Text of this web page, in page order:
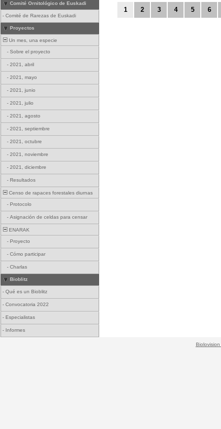
Comité Ornitológico de Euskadi
- Comité de Rarezas de Euskadi
Proyectos
Un mes, una especie
- Sobre el proyecto
- 2021, abril
- 2021, mayo
- 2021, junio
- 2021, julio
- 2021, agosto
- 2021, septiembre
- 2021, octubre
- 2021, noviembre
- 2021, diciembre
- Resultados
Censo de rapaces forestales diurnas
- Protocolo
- Asignación de celdas para censar
ENARAK
- Proyecto
- Cómo participar
- Charlas
Bioblitz
- Qué es un Bioblitz
- Convocatoria 2022
- Especialistas
- Informes
1 2 3 4 5 6
Biolovision